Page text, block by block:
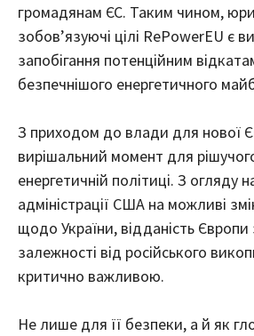
громадянам ЄС. Таким чином,
зобов’язуючі цілі RePowerEU є
запобігання потенційним
безпечнішого енергетичного
З приходом до влади для нової
вирішальний момент для
енергетичній політиці. З огляду
адміністрації США на можливі
щодо України, відданість
залежності від російського
критично важливою.
Не лише для її безпеки, а й як